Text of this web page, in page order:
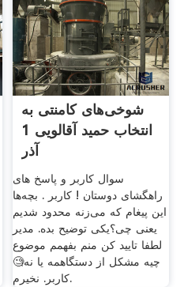
شوخی‌های کامنتی به
انتخاب حمید آقالویی 1
آذر
سوال کاربر و پاسخ های
راهگشای دوستان ! کاربر . بچه‌ها
این پیغام که می‌زنه محدود شدیم
یعنی چی؟یکی توضیح بده. مدیر
لطفا تایید کن منم بفهمم موضوع
چیه مشکل از دستگاهمه یا نه🧐
کاربر. نخیرم.